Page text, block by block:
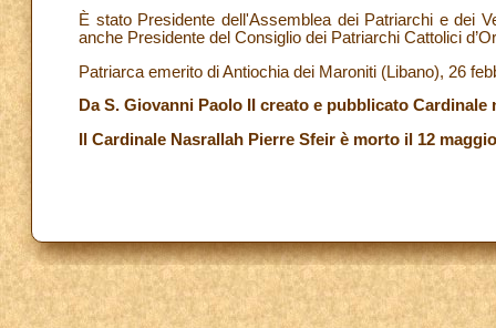
È stato Presidente dell'Assemblea dei Patriarchi e dei
anche Presidente del Consiglio dei Patriarchi Cattolici
Patriarca emerito di Antiochia dei Maroniti (Libano), 26
Da S. Giovanni Paolo II creato e pubblicato
Il Cardinale Nasrallah Pierre Sfeir è morto il 12